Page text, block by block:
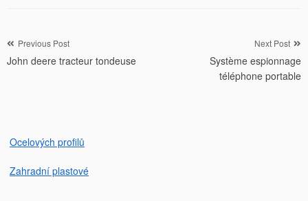
Navigation
de
Previous Post
John deere tracteur tondeuse
Next Post
Système espionnage
téléphone portable
Ocelových profilů
Zahradní plastové